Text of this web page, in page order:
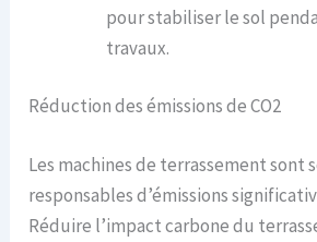
pour stabiliser le sol
travaux.
Réduction des émissions de CO2
Les machines de terrassement sont
responsables d’émissions
Réduire l’impact carbone du